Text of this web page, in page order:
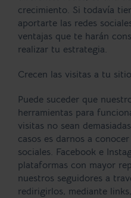
crecimiento. Si todavía
aportarte las redes
ventajas que te harán
realizar tu estrategia.
Crecen las visitas a tu
Puede suceder que
herramientas para
visitas no sean
casos es darnos a
sociales. Facebook e
plataformas con mayor
nuestros seguidores a
redirigirlos, mediante